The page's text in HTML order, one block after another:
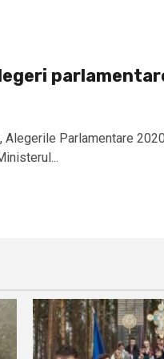
Alegerile Parlamentare